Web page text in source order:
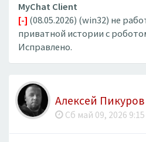
MyChat Client
[-] (08.05.2026) (win32) не
приватной истории с
Исправлено.
Алексей Пикуров
Сб май 09, 2026